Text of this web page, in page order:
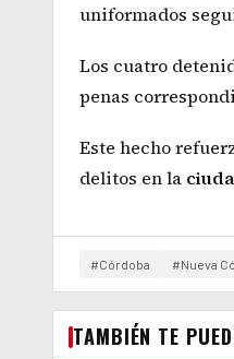
uniformados
Los cuatro
penas
Este hecho
delitos en la
#Córdoba #Nueva
TAMBIÉN TE